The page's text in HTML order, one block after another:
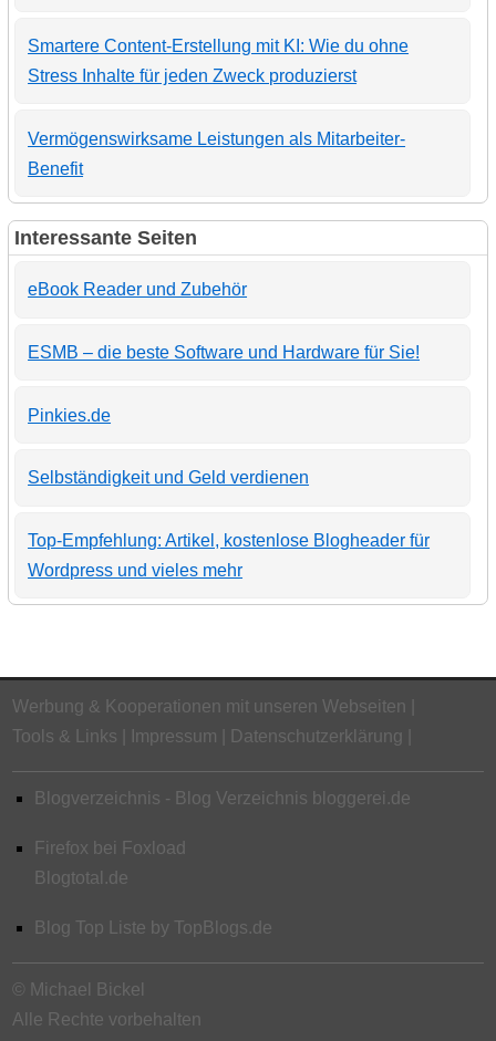
Smartere Content-Erstellung mit KI: Wie du ohne
Stress Inhalte für jeden Zweck produzierst
Vermögenswirksame Leistungen als Mitarbeiter-
Benefit
Interessante Seiten
eBook Reader und Zubehör
ESMB – die beste Software und Hardware für Sie!
Pinkies.de
Selbständigkeit und Geld verdienen
Top-Empfehlung: Artikel, kostenlose Blogheader für
Wordpress und vieles mehr
Werbung & Kooperationen mit unseren Webseiten
Tools & Links
Impressum Datenschutzerklärung
Blogverzeichnis - Blog Verzeichnis bloggerei.de
Firefox bei Foxload
Blogtotal.de
Blog Top Liste by TopBlogs.de
© Michael Bickel
Alle Rechte vorbehalten